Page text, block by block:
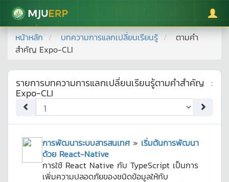
มหาวิทยาลัยแม่โจ้
หน้าหลัก บทความการแลกเปลี่ยนเรียนรู้
ตามคำ
สำคัญ Expo-CLI
รายการบทความการแลกเปลี่ยนเรียนรู้ตามคำสำคัญ :
Expo-CLI
การพัฒนาระบบสารสนเทศ » เริ่มต้นการพัฒนา
ด้วย React-Native
การใช้ React Native กับ TypeScript เป็นการ
เพิ่มความปลอดภัยของชนิดข้อมูลให้กับ